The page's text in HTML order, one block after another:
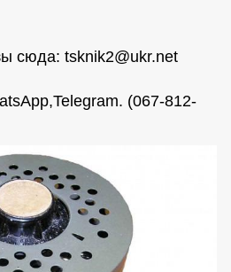
сюда: tsknik2@ukr.net
(067-812-